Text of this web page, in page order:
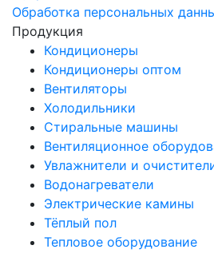
Обработка персональных
Продукция
Кондиционеры
Кондиционеры оптом
Вентиляторы
Холодильники
Стиральные машины
Вентиляционное
Увлажнители и
Водонагреватели
Электрические камины
Тёплый пол
Тепловое оборудование